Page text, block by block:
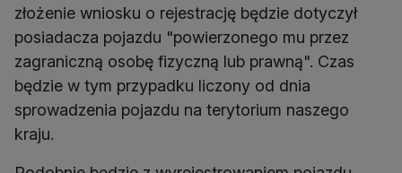
złożenie wniosku o rejestrację będzie dotyczył
posiadacza pojazdu "powierzonego mu przez
zagraniczną osobę fizyczną lub prawną". Czas
będzie w tym przypadku liczony od dnia
sprowadzenia pojazdu na terytorium naszego
kraju.